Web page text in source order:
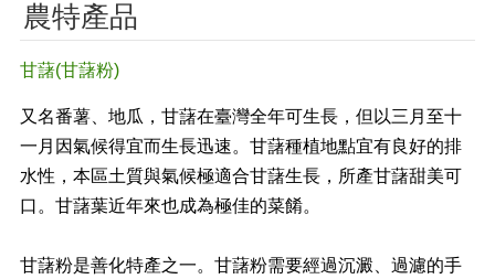
農特產品
甘藷(甘藷粉)
又名番薯、 地瓜 ，甘藷在臺灣全年可生長，但以三月至十
一月因氣候得宜而生長迅速。甘藷種植地點宜有良好的排
水性，本區土質與氣候極適合甘藷生長，所產甘藷甜美可
口。甘藷葉近年來也成為極佳的菜餚。
甘藷粉是善化特產之一。甘藷粉需要經過沉澱、過濾的手